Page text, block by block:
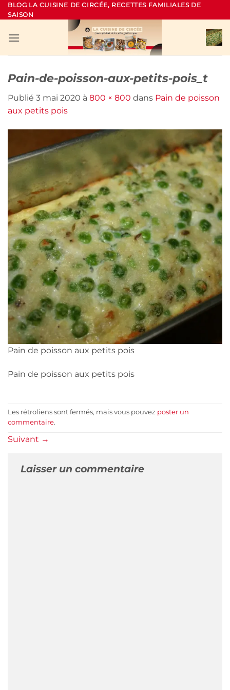
Passer
au
BLOG LA CUISINE DE CIRCÉE, RECETTES FAMILIALES DE
SAISON
Pain-de-poisson-aux-petits-pois_t
Publié 3 mai 2020 à 800 × 800 dans Pain de poisson
aux petits pois
Pain de poisson aux petits pois
Pain de poisson aux petits pois
Les rétroliens sont fermés, mais vous pouvez poster un
commentaire.
Suivant →
Laisser un commentaire